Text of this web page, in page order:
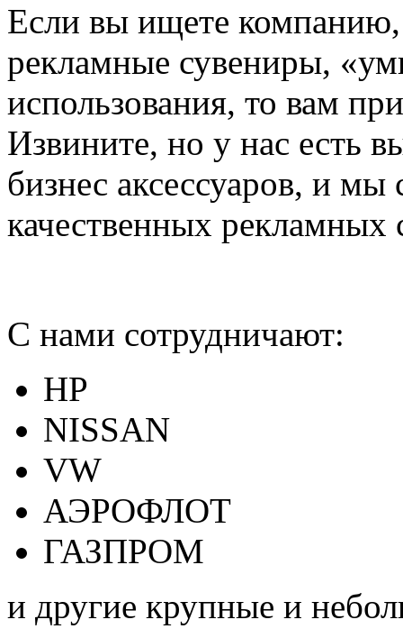
Если вы ищете компанию,
рекламные сувениры,
использования, то вам
Извините, но у нас есть
бизнес аксессуаров, и мы
качественных рекламных
С нами сотрудничают:
HP
NISSAN
VW
АЭРОФЛОТ
ГАЗПРОМ
и другие крупные и